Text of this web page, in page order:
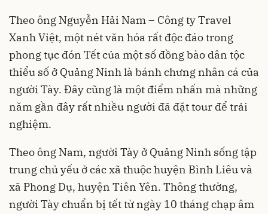
Theo ông Nguyễn Hải Nam – Công ty Travel
Xanh Việt, một nét văn hóa rất độc đáo trong
phong tục đón Tếtcủa một số đồng bào dân tộc
thiểu số ở Quảng Ninh là bánh chưng nhân cá của
người Tày. Đây cũng là một điểm nhấn mà những
năm gần đây rất nhiều người đã đặt tour để trải
nghiệm.
Theo ông Nam, người Tày ở Quảng Ninh sống tập
trung chủ yếu ở các xã thuộc huyện Bình Liêu và
xã Phong Dụ, huyện Tiên Yên. Thông thường,
người Tày chuẩn bị tết từ ngày 10 tháng chạp âm